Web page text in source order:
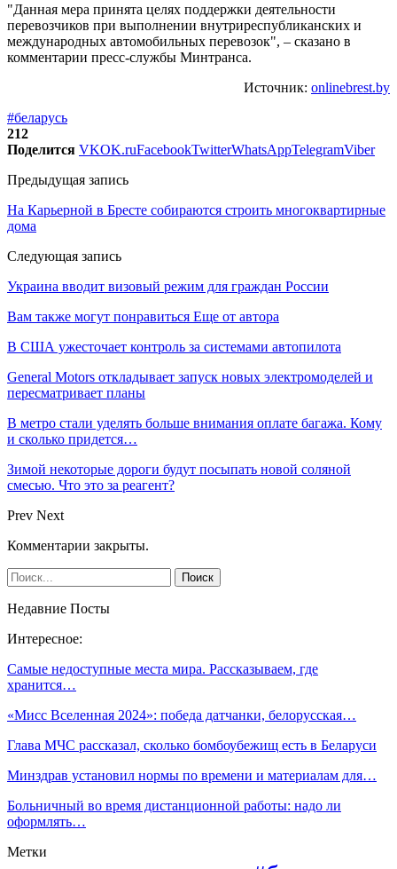
"Данная мера принята целях поддержки деятельности
перевозчиков при выполнении внутриреспубликанских и
международных автомобильных перевозок", – сказано в
комментарии пресс-службы Минтранса.
Источник: onlinebrest.by
#беларусь
212
Поделится VKOK.ruFacebookTwitterWhatsAppTelegramViber
Предыдущая запись
На Карьерной в Бресте собираются строить многоквартирные
дома
Следующая запись
Украина вводит визовый режим для граждан России
Вам также могут понравиться Еще от автора
В США ужесточает контроль за системами автопилота
General Motors откладывает запуск новых электромоделей и
пересматривает планы
В метро стали уделять больше внимания оплате багажа. Кому
и сколько придется…
Зимой некоторые дороги будут посыпать новой соляной
смесью. Что это за реагент?
Prev Next
Комментарии закрыты.
Недавние Посты
Интересное:
Самые недоступные места мира. Рассказываем, где
хранится…
«Мисс Вселенная 2024»: победа датчанки, белорусская…
Глава МЧС рассказал, сколько бомбоубежищ есть в Беларуси
Минздрав установил нормы по времени и материалам для…
Больничный во время дистанционной работы: надо ли
оформлять…
Метки